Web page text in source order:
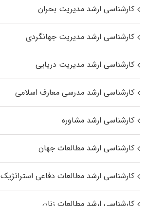
کارشناسی ارشد مدیریت بحران
کارشناسی ارشد مدیریت جهانگردی
کارشناسی ارشد مدیریت دریایی
کارشناسی ارشد مدرسی معارف اسلامی
کارشناسی ارشد مشاوره
کارشناسی ارشد مطالعات جهان
کارشناسی ارشد مطالعات دفاعی استراتژیک